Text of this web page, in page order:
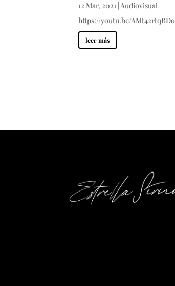
12 Mar, 2021 |Audiovisual
https://youtu.be/AMt42rtqBDo
leer más